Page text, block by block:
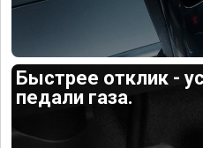
Быстрее отклик -
педали газа.